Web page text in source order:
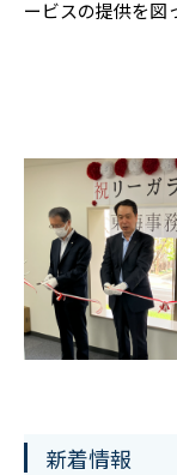
ービスの提供を図
新着情報